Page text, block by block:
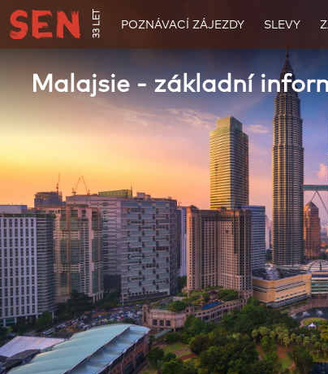
33 LET POZNÁVACÍ ZÁJEZDY SLEVY
Malajsie - základní